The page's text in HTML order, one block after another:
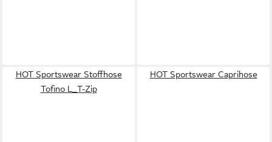
HOT Sportswear Stoffhose
Tofino L_T-Zip
HOT Sportswear Caprihose